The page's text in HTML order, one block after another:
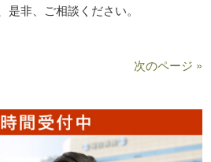
是非、ご相談ください。
次のページ »